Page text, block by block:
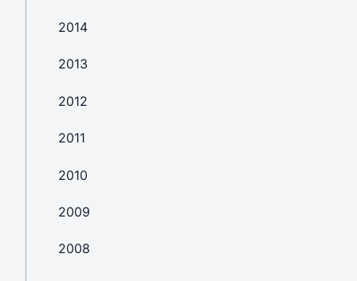
2014
2013
2012
2011
2010
2009
2008